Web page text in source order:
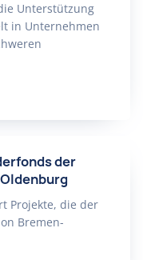
Unterstützung
in Unternehmen
der
Projekte, die der
Bremen-